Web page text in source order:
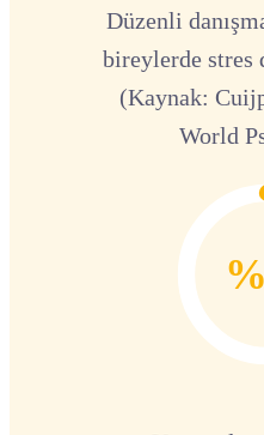
Düzenli
bireylerde stres
(Kaynak:
World